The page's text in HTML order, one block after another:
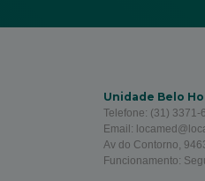
Unidade Belo
Telefone: (31) 3371-
Email:
Av do Contorno,
Funcionamento: